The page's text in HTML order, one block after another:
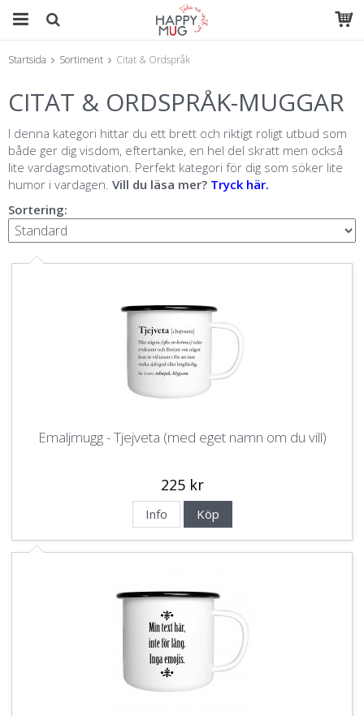
Startsida Sortiment Citat & Ordspråk
CITAT & ORDSPRÅK-MUGGAR
I denna kategori hittar du ett brett och riktigt roligt utbud som
både ger dig visdom, eftertanke, en hel del skratt men också
lite vardagsmotivation. Perfekt kategori för dig som söker lite
humor i vardagen. Vill du läsa mer? Tryck här.
Sortering:
Emaljmugg - Tjejveta (med eget namn om du vill)
225 kr
Info Köp